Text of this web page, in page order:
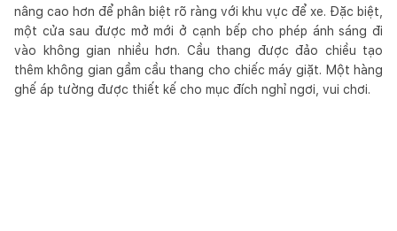
nâng cao hơn để phân biệt rõ ràng với khu vực để xe. Đặc biệt,
một cửa sau được mở mới ở cạnh bếp cho phép ánh sáng đi
vào không gian nhiều hơn. Cầu thang được đảo chiều tạo
thêm không gian gầm cầu thang cho chiếc máy giặt. Một hàng
ghế áp tường được thiết kế cho mục đích nghỉ ngơi, vui chơi.